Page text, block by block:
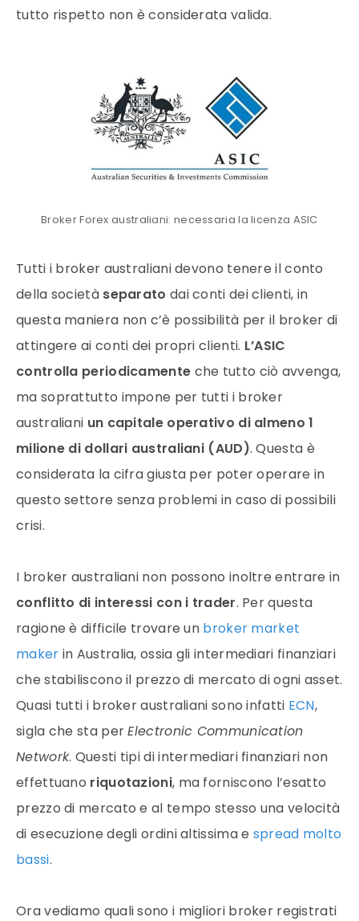
tutto rispetto non è considerata valida.
Broker Forex australiani: necessaria la licenza ASIC
Tutti i broker australiani devono tenere il conto
della società separato dai conti dei clienti, in
questa maniera non c’è possibilità per il broker di
attingere ai conti dei propri clienti. L’ASIC
controlla periodicamente che tutto ciò avvenga,
ma soprattutto impone per tutti i broker
australiani un capitale operativo di almeno 1
milione di dollari australiani (AUD). Questa è
considerata la cifra giusta per poter operare in
questo settore senza problemi in caso di possibili
crisi.
I broker australiani non possono inoltre entrare in
conflitto di interessi con i trader. Per questa
ragione è difficile trovare un broker market
maker in Australia, ossia gli intermediari finanziari
che stabiliscono il prezzo di mercato di ogni asset.
Quasi tutti i brokeraustraliani sono infatti ECN,
sigla che sta perElectronic Communication
Network. Questi tipi di intermediari finanziari non
effettuano riquotazioni, ma forniscono l’esatto
prezzo di mercato e al tempo stesso una velocità
di esecuzione degli ordini altissima e spread molto
bassi.
Ora vediamo quali sono i migliori broker registrati